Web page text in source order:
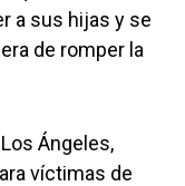
a sus hijas y se
de romper la
Ángeles,
víctimas de